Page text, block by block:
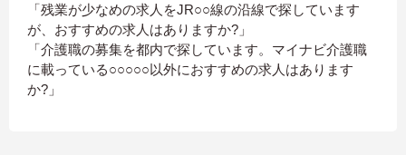
「残業が少なめの求人をJR○○線の沿線で探しています
が、おすすめの求人はありますか?」
「介護職の募集を都内で探しています。マイナビ介護職
に載っている○○○○○以外におすすめの求人はあります
か?」